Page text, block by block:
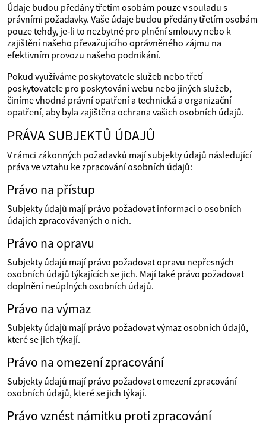
Údaje budou předány třetím osobám pouze v souladu s
právními požadavky. Vaše údaje budou předány třetím osobám
pouze tehdy, je‑li to nezbytné pro plnění smlouvy nebo k
zajištění našeho převažujícího oprávněného zájmu na
efektivním provozu našeho podnikání.
Pokud využíváme poskytovatele služeb nebo třetí
poskytovatele pro poskytování webu nebo jiných služeb,
činíme vhodná právní opatření a technická a organizační
opatření, aby byla zajištěna ochrana vašich osobních údajů.
PRÁVA SUBJEKTŮ ÚDAJŮ
V rámci zákonných požadavků mají subjekty údajů následující
práva ve vztahu ke zpracování osobních údajů:
Právo na přístup
Subjekty údajů mají právo požadovat informaci o osobních
údajích zpracovávaných o nich.
Právo na opravu
Subjekty údajů mají právo požadovat opravu nepřesných
osobních údajů týkajících se jich. Mají také právo požadovat
doplnění neúplných osobních údajů.
Právo na výmaz
Subjekty údajů mají právo požadovat výmaz osobních údajů,
které se jich týkají.
Právo na omezení zpracování
Subjekty údajů mají právo požadovat omezení zpracování
osobních údajů, které se jich týkají.
Právo vznést námitku proti zpracování